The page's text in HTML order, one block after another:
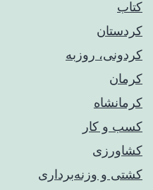
کتاب
کردستان
کردونی، روزبه
کرمان
کرمانشاه
کسب و کار
کشاورزی
کشتی و وزنه‌برداری